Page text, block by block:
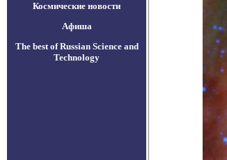
Космические новости
Афиша
The best of Russian Science and
Technology